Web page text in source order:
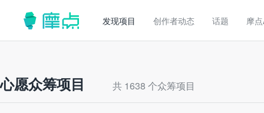
发现项目 创作者动态 话题 摩
心愿众筹项目 共 1638 个众筹项目